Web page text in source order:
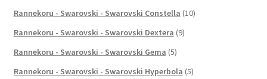
Rannekoru - Swarovski - Swarovski Constella (10)
Rannekoru - Swarovski - Swarovski Dextera (9)
Rannekoru - Swarovski - Swarovski Gema (5)
Rannekoru - Swarovski - Swarovski Hyperbola (5)